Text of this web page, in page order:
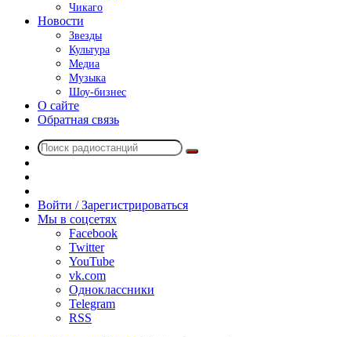
Чикаго
Новости
Звезды
Культура
Медиа
Музыка
Шоу-бизнес
О сайте
Обратная связь
Поиск
радио
Войти / Зарегистрироваться
Мы в соцсетях
Facebook
Twitter
YouTube
vk.com
Одноклассники
Telegram
RSS